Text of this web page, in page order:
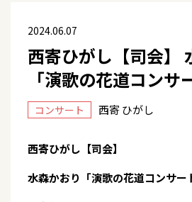
2024.06.07
西寄ひがし【司会】
「演歌の花道コンサ
コンサート 西寄 ひがし
西寄ひがし【司会】
水森かおり「演歌の花道コンサー